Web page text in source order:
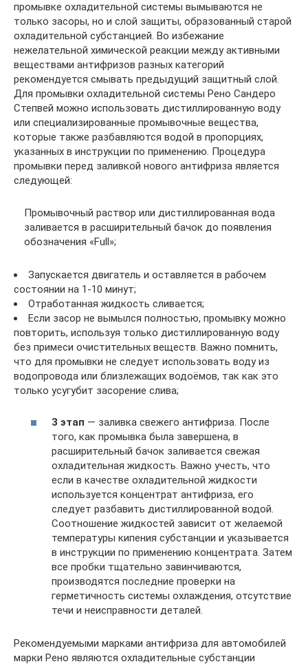
промывке охладительной системы вымываются не
только засоры, но и слой защиты, образованный старой
охладительной субстанцией. Во избежание
нежелательной химической реакции между активными
веществами антифризов разных категорий
рекомендуется смывать предыдущий защитный слой.
Для промывки охладительной системы Рено Сандеро
Степвей можно использовать дистиллированную воду
или специализированные промывочные вещества,
которые также разбавляются водой в пропорциях,
указанных в инструкции по применению. Процедура
промывки перед заливкой нового антифриза является
следующей:
Промывочный раствор или дистиллированная вода
заливается в расширительный бачок до появления
обозначения «Full»;
Запускается двигатель и оставляется в рабочем
состоянии на 1-10 минут;
Отработанная жидкость сливается;
Если засор не вымылся полностью, промывку можно
повторить, используя только дистиллированную воду
без примеси очистительных веществ. Важно помнить,
что для промывки не следует использовать воду из
водопровода или близлежащих водоёмов, так как это
только усугубит засорение слива;
3 этап — заливка свежего антифриза. После
того, как промывка была завершена, в
расширительный бачок заливается свежая
охладительная жидкость. Важно учесть, что
если в качестве охладительной жидкости
используется концентрат антифриза, его
следует разбавить дистиллированной водой.
Соотношение жидкостей зависит от желаемой
температуры кипения субстанции и указывается
в инструкции по применению концентрата. Затем
все пробки тщательно завинчиваются,
производятся последние проверки на
герметичность системы охлаждения, отсутствие
течи и неисправности деталей.
Рекомендуемыми марками антифриза для автомобилей
марки Рено являются охладительные субстанции